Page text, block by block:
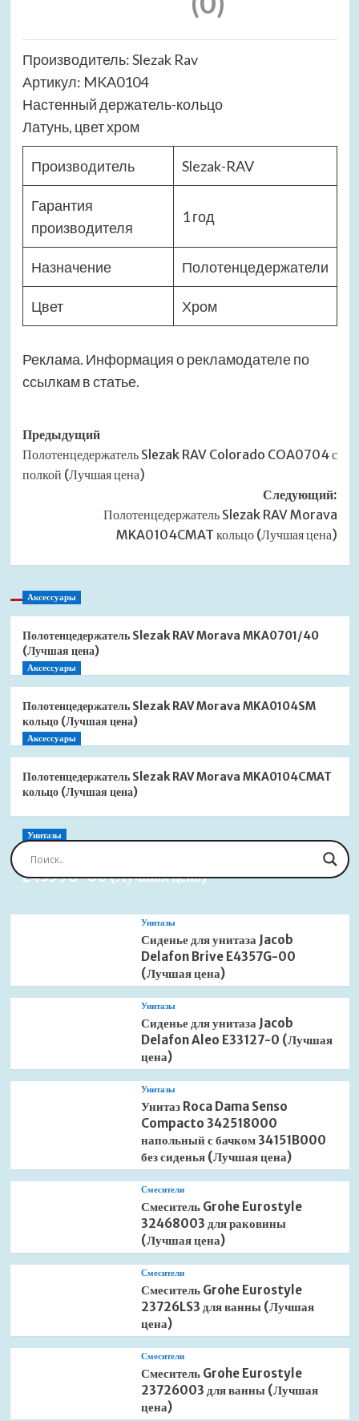
Производитель: Slezak Rav
Артикул: MKA0104
Настенный держатель-кольцо
Латунь, цвет хром
Производитель Slezak-RAV
Гарантия
производителя
1 год
Назначение Полотенцедержатели
Цвет Хром
Реклама. Информация о рекламодателе по
ссылкам в статье.
Навигация
записи
Предыдущий
Полотенцедержатель Slezak RAV Colorado COA0704 с
полкой (Лучшая цена)
Следующий:
Полотенцедержатель Slezak RAV Morava
MKA0104CMAT кольцо (Лучшая цена)
Аксессуары
Полотенцедержатель Slezak RAV Morava MKA0701/40
(Лучшая цена)
Аксессуары
Полотенцедержатель Slezak RAV Morava MKA0104SM
кольцо (Лучшая цена)
Аксессуары
Полотенцедержатель Slezak RAV Morava MKA0104CMAT
кольцо (Лучшая цена)
Унитазы
Сиденье для унитаза Jacob Delafon Brive
E4359G-00 (Лучшая цена)
Унитазы
Сиденье для унитаза Jacob
Delafon Brive E4357G-00
(Лучшая цена)
Унитазы
Сиденье для унитаза Jacob
Delafon Aleo E33127-0 (Лучшая
цена)
Унитазы
Унитаз Roca Dama Senso
Compacto 342518000
напольный с бачком 34151B000
без сиденья (Лучшая цена)
Смесители
Смеситель Grohe Eurostyle
32468003 для раковины
(Лучшая цена)
Смесители
Смеситель Grohe Eurostyle
23726LS3 для ванны (Лучшая
цена)
Смесители
Смеситель Grohe Eurostyle
23726003 для ванны (Лучшая
цена)